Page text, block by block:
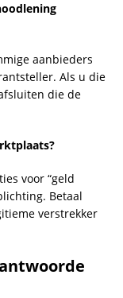
aanbieders
Als u die
die de
voor “geld
Betaal
verstrekker